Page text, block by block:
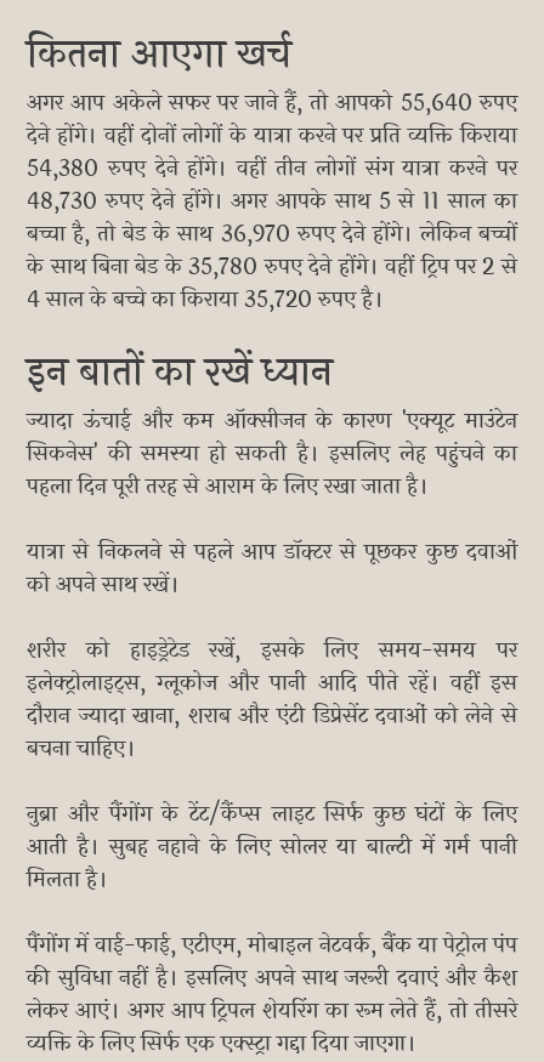
कितना आएगा खर्च
अगर आप अकेले सफर पर जाने हैं, तो आपको 55,640 रुपए
देने होंगे। वहीं दोनों लोगों के यात्रा करने पर प्रति व्यक्ति किराया
54,380 रुपए देने होंगे। वहीं तीन लोगों संग यात्रा करने पर
48,730 रुपए देने होंगे। अगर आपके साथ 5 से 11 साल का
बच्चा है, तो बेड के साथ 36,970 रुपए देने होंगे। लेकिन बच्चों
के साथ बिना बेड के 35,780 रुपए देने होंगे। वहीं ट्रिप पर 2 से
4 साल के बच्चे का किराया 35,720 रुपए है।
इन बातों का रखें ध्यान
ज्यादा ऊंचाई और कम ऑक्सीजन के कारण 'एक्यूट माउंटेन
सिकनेस' की समस्या हो सकती है। इसलिए लेह पहुंचने का
पहला दिन पूरी तरह से आराम के लिए रखा जाता है।
यात्रा से निकलने से पहले आप डॉक्टर से पूछकर कुछ दवाओं
को अपने साथ रखें।
शरीर को हाइड्रेटेड रखें, इसके लिए समय-समय पर
इलेक्ट्रोलाइट्स, ग्लूकोज और पानी आदि पीते रहें। वहीं इस
दौरान ज्यादा खाना, शराब और एंटी डिप्रेसेंट दवाओं को लेने से
बचना चाहिए।
नुब्रा और पैंगोंग के टेंट/कैंप्स लाइट सिर्फ कुछ घंटों के लिए
आती है। सुबह नहाने के लिए सोलर या बाल्टी में गर्म पानी
मिलता है।
पैंगोंग में वाई-फाई, एटीएम, मोबाइल नेटवर्क, बैंक या पेट्रोल पंप
की सुविधा नहीं है। इसलिए अपने साथ जरूरी दवाएं और कैश
लेकर आएं। अगर आप ट्रिपल शेयरिंग का रूम लेते हैं, तो तीसरे
व्यक्ति के लिए सिर्फ एक एक्स्ट्रा गद्दा दिया जाएगा।